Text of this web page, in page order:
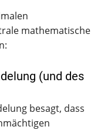
mathematische
(und des
besagt, dass